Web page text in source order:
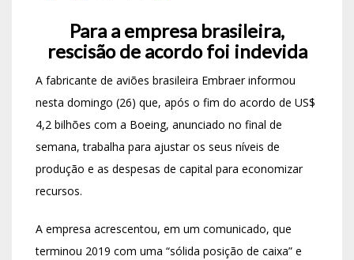
Para a empresa brasileira,
rescisão de acordo foi indevida
A fabricante de aviões brasileira Embraer informou
nesta domingo (26) que, após o fim do acordo de US$
4,2 bilhões com a Boeing, anunciado no final de
semana, trabalha para ajustar os seus níveis de
produção e as despesas de capital para economizar
recursos.
A empresa acrescentou, em um comunicado, que
terminou 2019 com uma “sólida posição de caixa” e